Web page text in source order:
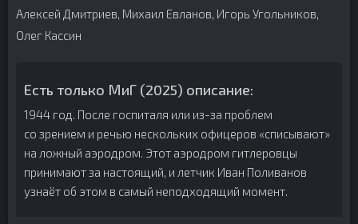
Алексей Дмитриев, Михаил Евланов, Игорь Угольников,
Олег Кассин
Есть только МиГ (2025) описание:
1944 год. После госпиталя или из-за проблем
со зрением и речью нескольких офицеров «списывают»
на ложный аэродром. Этот аэродром гитлеровцы
принимают за настоящий, и летчик Иван Поливанов
узнаёт об этом в самый неподходящий момент.